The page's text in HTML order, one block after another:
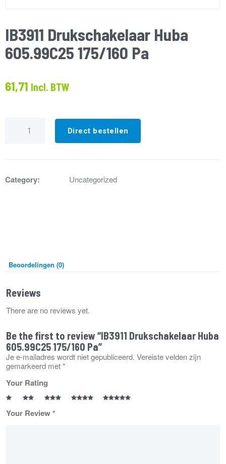
IB3911 Drukschakelaar Huba
605.99C25 175/160 Pa
61,71 Incl. BTW
Drukschakelaar
aantal
Direct bestellen
Category: Uncategorized
Beoordelingen (0)
Reviews
There are no reviews yet.
Be the first to review “IB3911 Drukschakelaar Huba
605.99C25 175/160 Pa”
Je e-mailadres wordt niet gepubliceerd. Vereiste velden zijn
gemarkeerd met*
Your Rating
Your Review*